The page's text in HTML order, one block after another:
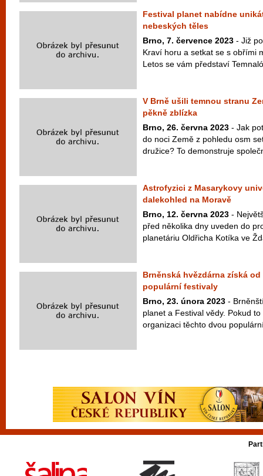
Festival planet nabídne
nebeských těles
Brno, 7. července 2023 - Již
Kraví horu a setkat se s obřími
Letos se vám představí
V Brně ušili temnou stranu
pěkně zblízka
Brno, 26. června 2023 - Jak
do noci Země z pohledu osm
družice? To demonstruje
Astrofyzici z Masarykovy
dalekohled na Moravě
Brno, 12. června 2023 -
před několika dny uveden do
planetáriu Oldřicha Kotíka ve
Brněnská hvězdárna získá
populární festivaly
Brno, 23. února 2023 -
planet a Festival vědy. Pokud
organizaci těchto dvou